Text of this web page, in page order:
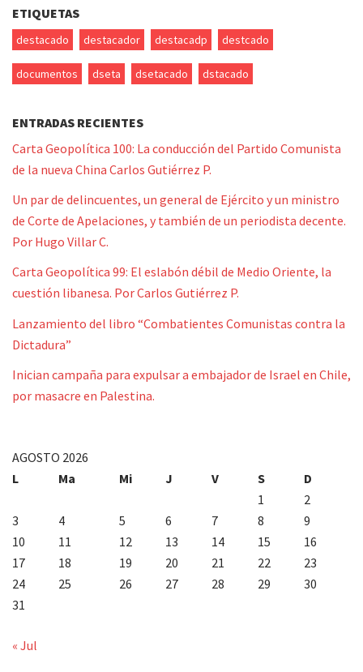
ETIQUETAS
destacado destacador destacadp destcado
documentos dseta dsetacado dstacado
ENTRADAS RECIENTES
Carta Geopolítica 100: La conducción del Partido Comunista
de la nueva China Carlos Gutiérrez P.
Un par de delincuentes, un general de Ejército y un ministro
de Corte de Apelaciones, y también de un periodista decente.
Por Hugo Villar C.
Carta Geopolítica 99: El eslabón débil de Medio Oriente, la
cuestión libanesa. Por Carlos Gutiérrez P.
Lanzamiento del libro “Combatientes Comunistas contra la
Dictadura”
Inician campaña para expulsar a embajador de Israel en Chile,
por masacre en Palestina.
AGOSTO 2026
L
Ma Mi J V S
D
1
2
3
4 5 6 7 8
9
10
11 12 13 14 15
16
17
18 19 20 21 22
23
24
25 26 27 28 29
30
31
« Jul